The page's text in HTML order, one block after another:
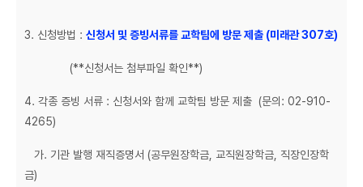
3. 신청방법 : 신청서 및 증빙서류를 교학팀에 방문 제출 (미래관 307호)
(**신청서는 첨부파일 확인**)
4. 각종 증빙 서류 : 신청서와 함께 교학팀 방문 제출 (문의: 02-910-
4265)
가. 기관 발행 재직증명서 (공무원장학금, 교직원장학금, 직장인장학
금)